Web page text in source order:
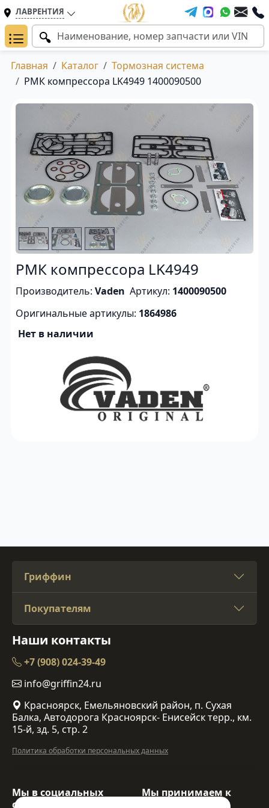
ЛАВРЕНТИЯ
Главная Каталог
Тормозная система
РМК компрессора LK4949 1400090500
РМК компрессора LK4949
Производитель: Vaden Артикул: 1400090500
Оригинальные артикулы: 1864986
Нет в наличии
Гриффин
Покупателям
Наши контакты
+7 (908) 024-39-49
info@griffin24.ru
Красноярск, Емельяновский район, п. Сухая
Балка, Автодорога Красноярск- Енисейск терр., км.
15-й, зд. 5, стр. 2
Политика обработки персональных данных
Мы в социальных
сетях:
Мы принимаем к